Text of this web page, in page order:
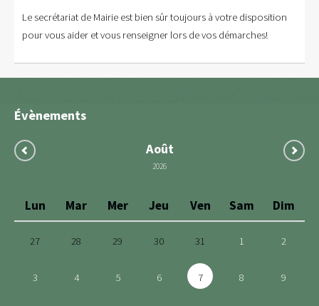
Le secrétariat de Mairie est bien sûr toujours à votre disposition
pour vous aider et vous renseigner lors de vos démarches!
Évènements
Août
2026
Lun Mar Mer Jeu Ven Sam Dim
27 28 29 30 31 1 2
3 4 5 6 7 8 9